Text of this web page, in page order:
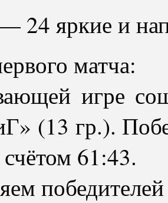
24 яркие и
матча:
игре
(13 гр.).
61:43.